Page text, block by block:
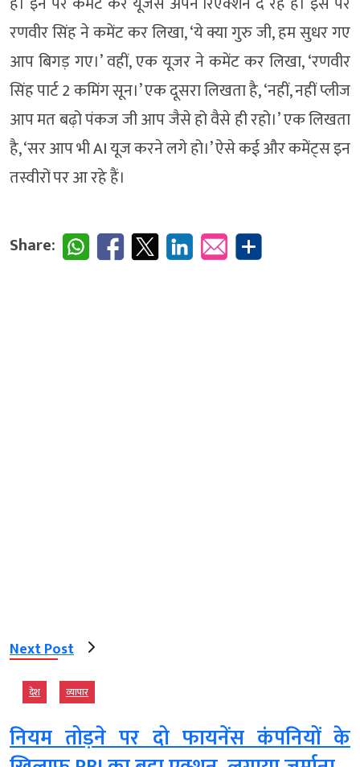
रणवीर सिंह ने कमेंट कर लिखा, ‘ये क्या गुरु जी, हम सुधर गए
आप बिगड़ गए।’ वहीं, एक यूजर ने कमेंट कर लिखा, ‘रणवीर
सिंह पार्ट 2 कमिंग सून।’ एक दूसरा लिखता है, ‘नहीं, नहीं प्लीज
आप मत बढ़ो पंकज जी आप जैसे हो वैसे ही रहो।’ एक लिखता
है, ‘सर आप भी AI यूज करने लगे हो।’ ऐसे कई और कमेंट्स इन
तस्वीरों पर आ रहे हैं।
Share:
Next Post
देश व्‍यापार
नियम तोड़ने पर दो फायनेंस कंपनियों के